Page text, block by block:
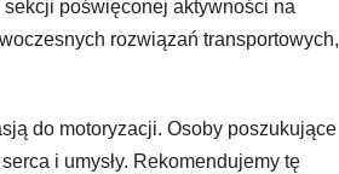
poświęconej aktywności na
rozwiązań transportowych,
do motoryzacji. Osoby poszukujące
i umysły. Rekomendujemy tę